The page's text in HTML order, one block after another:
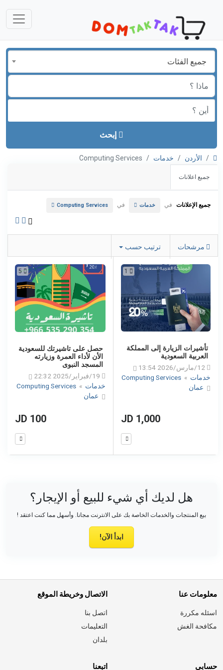
جميع الفئات
إبحث
الأردن خدمات Computing Services
جميع اعلانات
جميع الإعلانات في خدمات في Computing Services
مرشحات ترتيب حسب
تأشيرات الزيارة إلى المملكة
العربية السعودية
خدمات »
Computing Services
عمان
1,000 JD
حصل على تاشيرتك للسعودية
الأن لأداء العمرة وزيارته
المسجد النبوى
خدمات »
Computing Services
عمان
100 JD
هل لديك أي شيء للبيع أو الإيجار؟
بيع المنتجات والخدمات الخاصة بك على الانترنت مجانا. وأسهل مما كنت اعتقد !
ابدأ الآن!
معلومات عنا
اسئله مكررة
مكافحة الغش
الاتصال وخريطة الموقع
اتصل بنا
التعليمات
بلدان
حسابي اتبعنا